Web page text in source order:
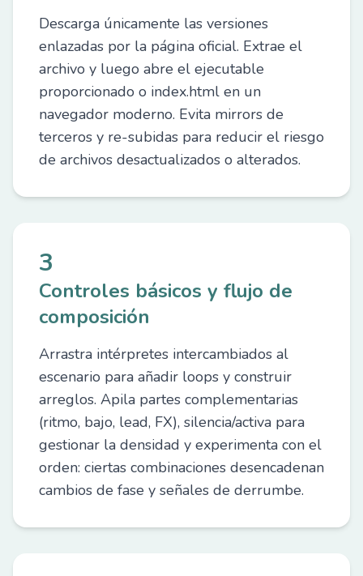
Descarga únicamente las versiones
enlazadas por la página oficial. Extrae el
archivo y luego abre el ejecutable
proporcionado o index.html en un
navegador moderno. Evita mirrors de
terceros y re-subidas para reducir el riesgo
de archivos desactualizados o alterados.
3
Controles básicos y flujo de
composición
Arrastra intérpretes intercambiados al
escenario para añadir loops y construir
arreglos. Apila partes complementarias
(ritmo, bajo, lead, FX), silencia/activa para
gestionar la densidad y experimenta con el
orden: ciertas combinaciones desencadenan
cambios de fase y señales de derrumbe.